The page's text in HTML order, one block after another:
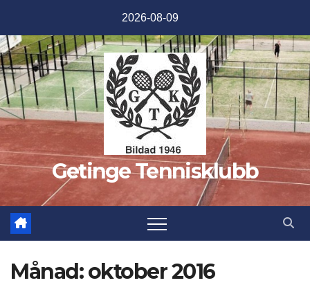
innehåll
2026-08-09
Getinge Tennisklubb
Månad:oktober 2016